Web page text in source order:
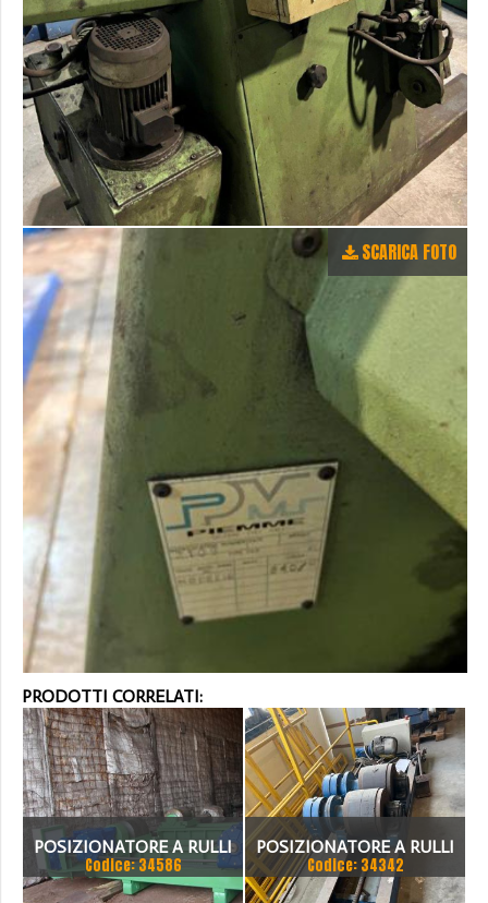
SCARICA FOTO
PRODOTTI CORRELATI:
POSIZIONATORE A RULLI
FOLLE E MOTORIZZATO
Codice: 34586
POSIZIONATORE A RULLI
FORME E MOTORIZZATO
Codice: 34342